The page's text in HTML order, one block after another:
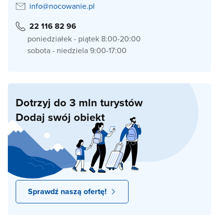
info@nocowanie.pl
22 116 82 96
poniedziałek - piątek 8:00-20:00
sobota - niedziela 9:00-17:00
Dotrzyj do 3 mln turystów
Dodaj swój obiekt
Sprawdź naszą ofertę!